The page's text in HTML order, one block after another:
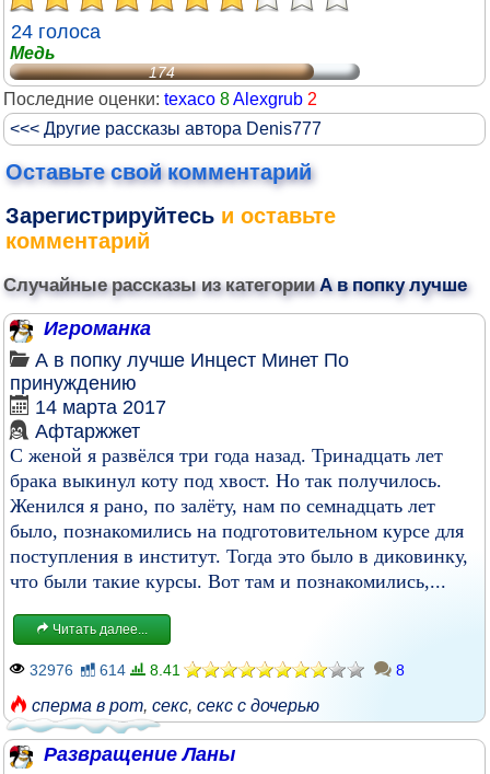
24 голоса
Медь
174
Последние оценки: texaco 8Alexgrub 2
<<< Другие рассказы автора Denis777
Оставьте свой комментарий
Зарегистрируйтесь и оставьте
комментарий
Случайные рассказы из категорииА в попку лучше
Игроманка
А в попку лучше Инцест Минет По
принуждению
14 марта 2017
Афтаржжет
С женой я развёлся три года назад. Тринадцать лет
брака выкинул коту под хвост. Но так получилось.
Женился я рано, по залёту, нам по семнадцать лет
было, познакомились на подготовительном курсе для
поступления в институт. Тогда это было в диковинку,
что были такие курсы. Вот там и познакомились,...
Читать далее...
32976 614 8.41 8
сперма в рот, секс, секс с дочерью
Развращение Ланы